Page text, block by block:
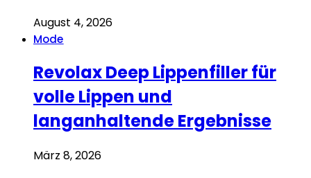
August 4, 2026
Mode
Revolax Deep Lippenfiller für
volle Lippen und
langanhaltende Ergebnisse
März 8, 2026